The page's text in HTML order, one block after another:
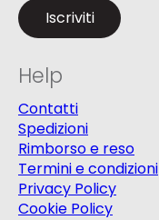
Help
Contatti
Spedizioni
Rimborso e reso
Termini e condizioni
Privacy Policy
Cookie Policy